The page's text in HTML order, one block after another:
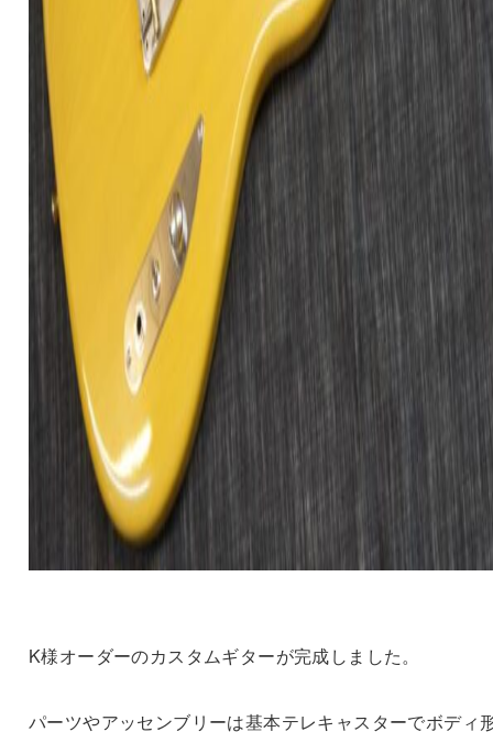
K様オーダーのカスタムギターが完成しました。
パーツやアッセンブリーは基本テレキャスターでボディ